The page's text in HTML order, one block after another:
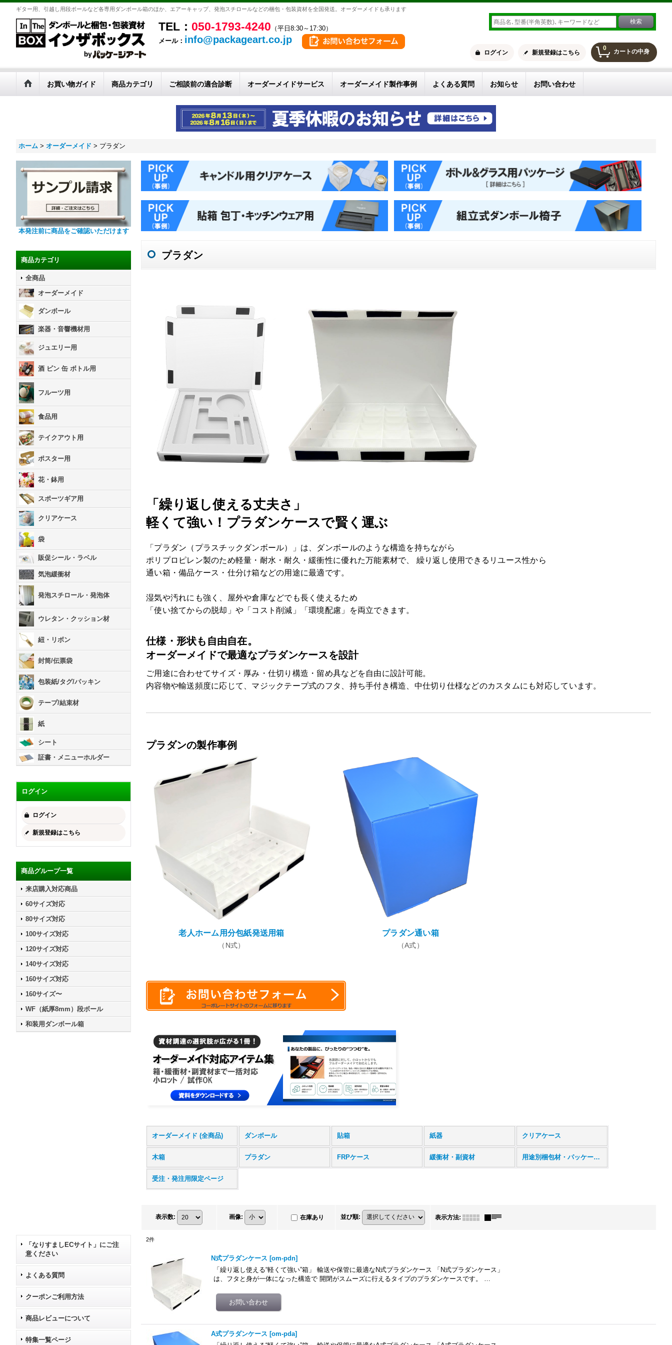
ギター用、引越し用段ボールなど各専用ダンボール箱のほか、エアーキャップ、発泡スチロールなどの梱包・包装資材を全国発送。オーダーメイドも承ります
TEL： 050-1793-4240 （平日8:30～17:30）
メール： info@packageart.co.jp
0 カートの中身
ログイン 新規登録はこちら
お買い物ガイド 商品カテゴリ ご相談前の適合診断 オーダーメイドサービス オーダーメイド製作事例 よくある質問 お知らせ お問い合わせ
ホーム > オーダーメイド > プラダン
本発注前に商品をご確認いただけます
商品カテゴリ
全商品
オーダーメイド
ダンボール
楽器・音響機材用
ジュエリー用
酒 ビン 缶 ボトル用
フルーツ用
食品用
テイクアウト用
ポスター用
花・鉢用
スポーツギア用
クリアケース
袋
販促シール・ラベル
気泡緩衝材
発泡スチロール・発泡体
ウレタン・クッション材
紐・リボン
封筒/伝票袋
包装紙/タグ/パッキン
テープ/結束材
紙
シート
証書・メニューホルダー
ログイン
ログイン
新規登録はこちら
商品グループ一覧
来店購入対応商品
60サイズ対応
80サイズ対応
100サイズ対応
120サイズ対応
140サイズ対応
160サイズ対応
160サイズ〜
WF（紙厚8mm）段ボール
和装用ダンボール箱
「なりすましECサイト」にご注
意ください
よくある質問
クーポンご利用方法
商品レビューについて
特集一覧ページ
プラダン
「繰り返し使える丈夫さ」
軽くて強い！プラダンケースで賢く運ぶ
「プラダン（プラスチックダンボール）」は、ダンボールのような構造を持ちながら
ポリプロピレン製のため軽量・耐水・耐久・緩衝性に優れた万能素材で、 繰り返し使用できるリユース性から
通い箱・備品ケース・仕分け箱などの用途に最適です。
湿気や汚れにも強く、屋外や倉庫などでも長く使えるため
「使い捨てからの脱却」や「コスト削減」「環境配慮」を両立できます。
仕様・形状も自由自在。
オーダーメイドで最適なプラダンケースを設計
ご用途に合わせてサイズ・厚み・仕切り構造・留め具などを自由に設計可能。
内容物や輸送頻度に応じて、マジックテープ式のフタ、持ち手付き構造、中仕切り仕様などのカスタムにも対応しています。
プラダンの製作事例
老人ホーム用分包紙発送用箱
（N式）
プラダン通い箱
（A式）
オーダーメイド (全商品) ダンボール 貼箱 紙器 クリアケース
木箱 プラダン FRPケース 緩衝材・副資材 用途別梱包材・パッケージ事例
受注・発注用限定ページ
表示数: 画像: 在庫あり 並び順: 表示方法:
2件
N式プラダンケース [om-pdn]
「繰り返し使える“軽くて強い”箱」 輸送や保管に最適なN式プラダンケース 「N式プラダンケース」
は、フタと身が一体になった構造で 開閉がスムーズに行えるタイプのプラダンケースです。 …
A式プラダンケース [om-pda]